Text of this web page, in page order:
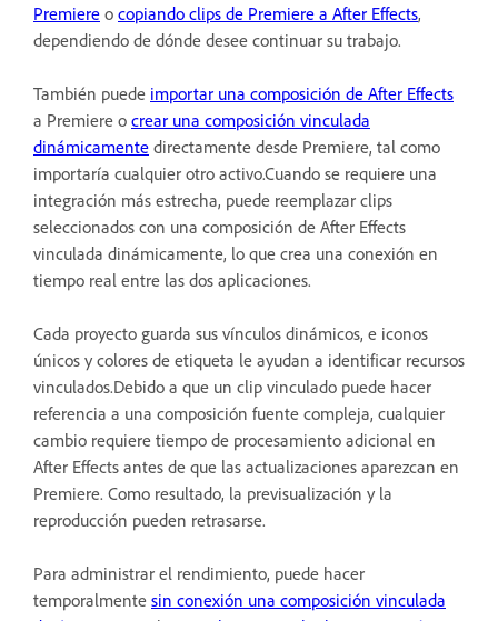
Premiere o copiando clips de Premiere a After Effects,
dependiendo de dónde desee continuar su trabajo.
También puede importar una composición de After Effects
a Premiere o crear una composición vinculada
dinámicamente directamente desde Premiere, tal como
importaría cualquier otro activo.Cuando se requiere una
integración más estrecha, puede reemplazar clips
seleccionados con una composición de After Effects
vinculada dinámicamente, lo que crea una conexión en
tiempo real entre las dos aplicaciones.
Cada proyecto guarda sus vínculos dinámicos, e iconos
únicos y colores de etiqueta le ayudan a identificar recursos
vinculados.Debido a que un clip vinculado puede hacer
referencia a una composición fuente compleja, cualquier
cambio requiere tiempo de procesamiento adicional en
After Effects antes de que las actualizaciones aparezcan en
Premiere. Como resultado, la previsualización y la
reproducción pueden retrasarse.
Para administrar el rendimiento, puede hacer
temporalmente sin conexión una composición vinculada